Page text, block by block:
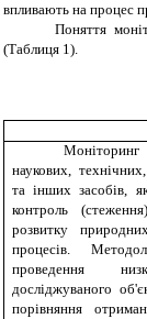
впливають на процес
Поняття
(Таблиця 1).
наукових,
та інших засобів,
контроль
розвитку
процесів.
проведення
досліджуваного
порівняння